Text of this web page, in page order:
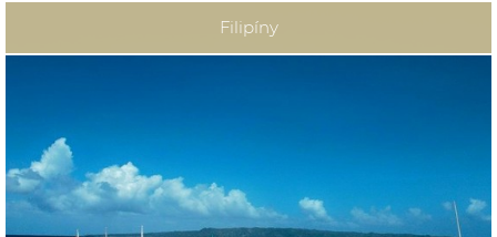
The District Boracay
RECENZIA:
Dobrý deň, ospravedlňujem sa, že až teraz, no chcem Vám
Filipíny